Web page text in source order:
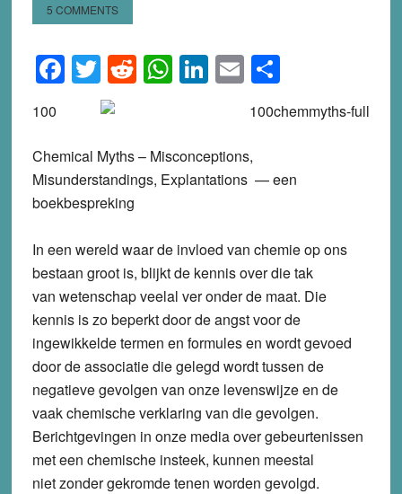
5 COMMENTS
Facebook
Twitter
Reddit
WhatsApp
LinkedIn
EmailShare
100
Chemical Myths – Misconceptions,
Misunderstandings, Explantations — een
boekbespreking
In een wereld waar de invloed van chemie op ons
bestaan groot is, blijkt de kennis over die tak
van wetenschap veelal ver onder de maat. Die
kennis is zo beperkt door de angst voor de
ingewikkelde termen en formules en wordt gevoed
door de associatie die gelegd wordt tussen de
negatieve gevolgen van onze levenswijze en de
vaak chemische verklaring van die gevolgen.
Berichtgevingen in onze media over gebeurtenissen
met een chemische insteek, kunnen meestal
niet zonder gekromde tenen worden gevolgd.